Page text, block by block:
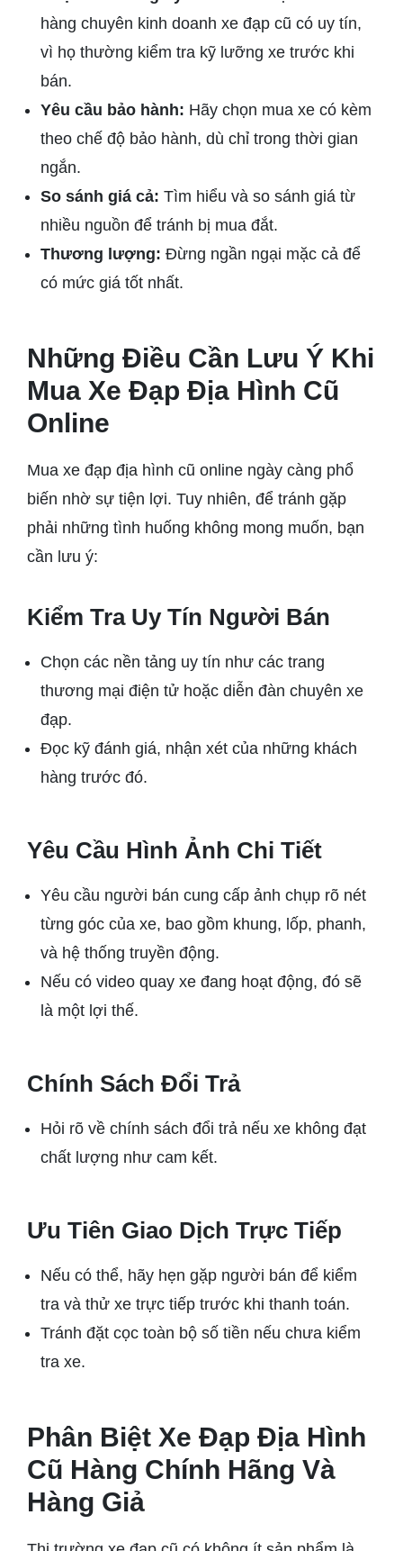
hàng chuyên kinh doanh xe đạp cũ có uy tín,
vì họ thường kiểm tra kỹ lưỡng xe trước khi
bán.
Yêu cầu bảo hành: Hãy chọn mua xe có kèm
theo chế độ bảo hành, dù chỉ trong thời gian
ngắn.
So sánh giá cả: Tìm hiểu và so sánh giá từ
nhiều nguồn để tránh bị mua đắt.
Thương lượng: Đừng ngần ngại mặc cả để
có mức giá tốt nhất.
Những Điều Cần Lưu Ý Khi
Mua Xe Đạp Địa Hình Cũ
Online
Mua xe đạp địa hình cũ online ngày càng phổ
biến nhờ sự tiện lợi. Tuy nhiên, để tránh gặp
phải những tình huống không mong muốn, bạn
cần lưu ý:
Kiểm Tra Uy Tín Người Bán
Chọn các nền tảng uy tín như các trang
thương mại điện tử hoặc diễn đàn chuyên xe
đạp.
Đọc kỹ đánh giá, nhận xét của những khách
hàng trước đó.
Yêu Cầu Hình Ảnh Chi Tiết
Yêu cầu người bán cung cấp ảnh chụp rõ nét
từng góc của xe, bao gồm khung, lốp, phanh,
và hệ thống truyền động.
Nếu có video quay xe đang hoạt động, đó sẽ
là một lợi thế.
Chính Sách Đổi Trả
Hỏi rõ về chính sách đổi trả nếu xe không đạt
chất lượng như cam kết.
Ưu Tiên Giao Dịch Trực Tiếp
Nếu có thể, hãy hẹn gặp người bán để kiểm
tra và thử xe trực tiếp trước khi thanh toán.
Tránh đặt cọc toàn bộ số tiền nếu chưa kiểm
tra xe.
Phân Biệt Xe Đạp Địa Hình
Cũ Hàng Chính Hãng Và
Hàng Giả